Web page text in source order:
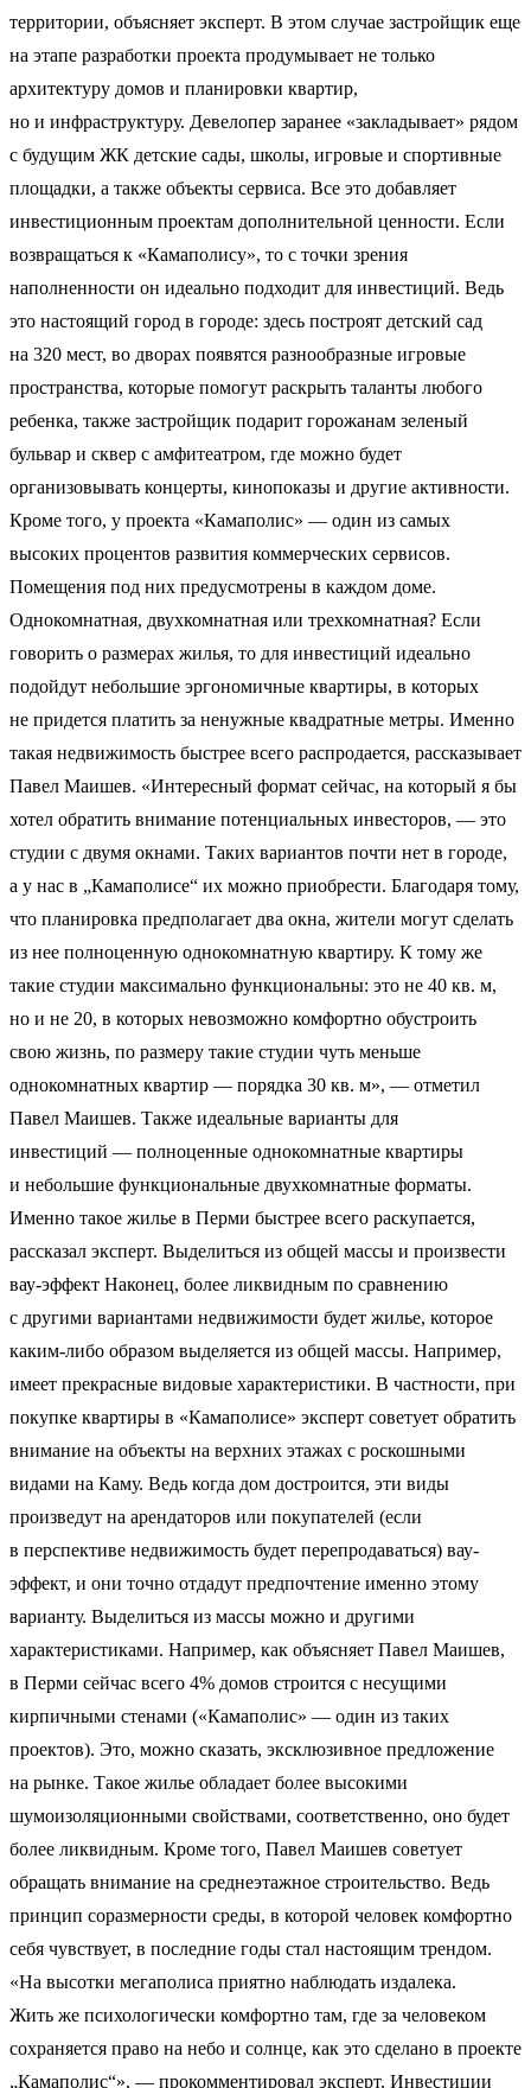
территории, объясняет эксперт. В этом случае застройщик еще
на этапе разработки проекта продумывает не только
архитектуру домов и планировки квартир,
но и инфраструктуру. Девелопер заранее «закладывает» рядом
с будущим ЖК детские сады, школы, игровые и спортивные
площадки, а также объекты сервиса. Все это добавляет
инвестиционным проектам дополнительной ценности. Если
возвращаться к «Камаполису», то с точки зрения
наполненности он идеально подходит для инвестиций. Ведь
это настоящий город в городе: здесь построят детский сад
на 320 мест, во дворах появятся разнообразные игровые
пространства, которые помогут раскрыть таланты любого
ребенка, также застройщик подарит горожанам зеленый
бульвар и сквер с амфитеатром, где можно будет
организовывать концерты, кинопоказы и другие активности.
Кроме того, у проекта «Камаполис» — один из самых
высоких процентов развития коммерческих сервисов.
Помещения под них предусмотрены в каждом доме.
Однокомнатная, двухкомнатная или трехкомнатная? Если
говорить о размерах жилья, то для инвестиций идеально
подойдут небольшие эргономичные квартиры, в которых
не придется платить за ненужные квадратные метры. Именно
такая недвижимость быстрее всего распродается, рассказывает
Павел Маишев. «Интересный формат сейчас, на который я бы
хотел обратить внимание потенциальных инвесторов, — это
студии с двумя окнами. Таких вариантов почти нет в городе,
а у нас в „Камаполисе“ их можно приобрести. Благодаря тому,
что планировка предполагает два окна, жители могут сделать
из нее полноценную однокомнатную квартиру. К тому же
такие студии максимально функциональны: это не 40 кв. м,
но и не 20, в которых невозможно комфортно обустроить
свою жизнь, по размеру такие студии чуть меньше
однокомнатных квартир — порядка 30 кв. м», — отметил
Павел Маишев. Также идеальные варианты для
инвестиций — полноценные однокомнатные квартиры
и небольшие функциональные двухкомнатные форматы.
Именно такое жилье в Перми быстрее всего раскупается,
рассказал эксперт. Выделиться из общей массы и произвести
вау-эффект Наконец, более ликвидным по сравнению
с другими вариантами недвижимости будет жилье, которое
каким-либо образом выделяется из общей массы. Например,
имеет прекрасные видовые характеристики. В частности, при
покупке квартиры в «Камаполисе» эксперт советует обратить
внимание на объекты на верхних этажах с роскошными
видами на Каму. Ведь когда дом достроится, эти виды
произведут на арендаторов или покупателей (если
в перспективе недвижимость будет перепродаваться) вау-
эффект, и они точно отдадут предпочтение именно этому
варианту. Выделиться из массы можно и другими
характеристиками. Например, как объясняет Павел Маишев,
в Перми сейчас всего 4% домов строится с несущими
кирпичными стенами («Камаполис» — один из таких
проектов). Это, можно сказать, эксклюзивное предложение
на рынке. Такое жилье обладает более высокими
шумоизоляционными свойствами, соответственно, оно будет
более ликвидным. Кроме того, Павел Маишев советует
обращать внимание на среднеэтажное строительство. Ведь
принцип соразмерности среды, в которой человек комфортно
себя чувствует, в последние годы стал настоящим трендом.
«На высотки мегаполиса приятно наблюдать издалека.
Жить же психологически комфортно там, где за человеком
сохраняется право на небо и солнце, как это сделано в проекте
„Камаполис“», — прокомментировал эксперт. Инвестиции